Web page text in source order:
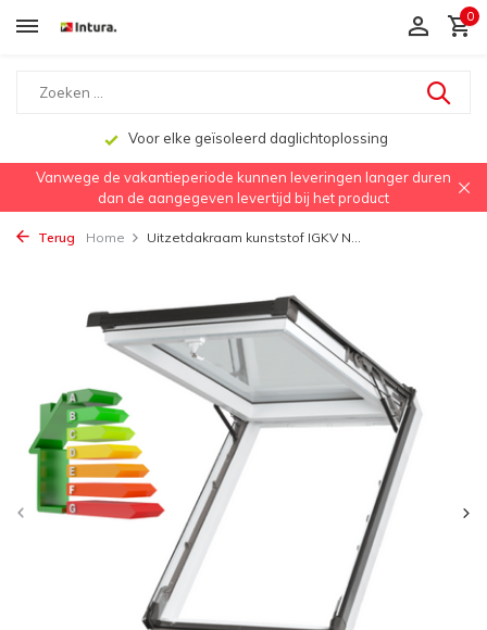
0
Voor elke geïsoleerd daglichtoplossing
Vanwege de vakantieperiode kunnen leveringen langer duren
dan de aangegeven levertijd bij het product
Terug Home Uitzetdakraam kunststof IGKV N...